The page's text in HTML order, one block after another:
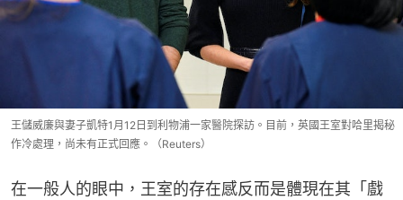
王儲威廉與妻子凱特1月12日到利物浦一家醫院探訪。目前，英國王室對哈里揭秘
作冷處理，尚未有正式回應。（Reuters）
在一般人的眼中，王室的存在感反而是體現在其「戲